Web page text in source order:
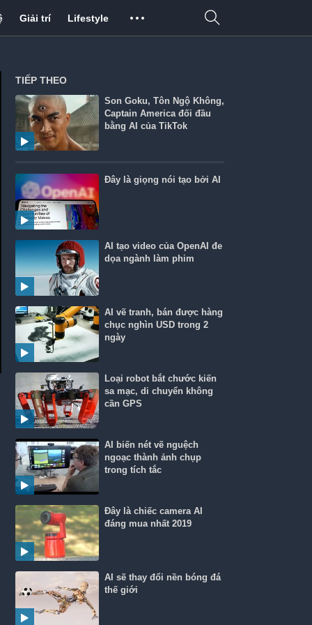
Giải trí Lifestyle
TIẾP THEO
Son Goku, Tôn Ngộ Không,
Captain America đối đầu
bằng AI của TikTok
Đây là giọng nói tạo bởi AI
AI tạo video của OpenAI đe
dọa ngành làm phim
AI vẽ tranh, bán được hàng
chục nghìn USD trong 2
ngày
Loại robot bắt chước kiến
sa mạc, di chuyển không
cần GPS
AI biến nét vẽ nguệch
ngoạc thành ảnh chụp
trong tích tắc
Đây là chiếc camera AI
đáng mua nhất 2019
AI sẽ thay đổi nền bóng đá
thế giới